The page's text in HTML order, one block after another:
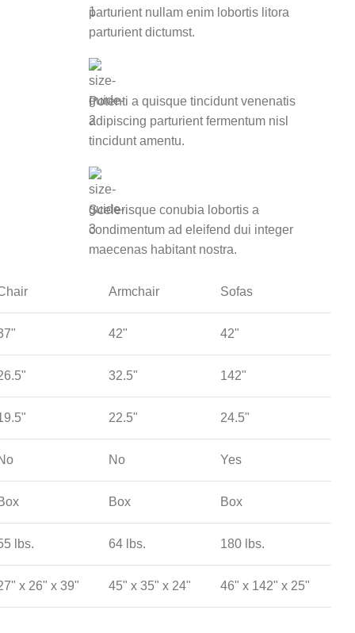
parturient nullam enim lobortis litora
parturient dictumst.
Potenti a quisque tincidunt venenatis
adipiscing parturient fermentum nisl
tinciduntamentu.
Scelerisque conubia lobortis a
condimentum ad eleifend dui integer
maecenas habitant nostra.
Armchair Sofas
42" 42"
32.5" 142"
22.5" 24.5"
No Yes
Box Box
lbs. 64 lbs. 180 lbs.
x 26" x 39" 45" x 35" x 24" 46" x 142" x 25"